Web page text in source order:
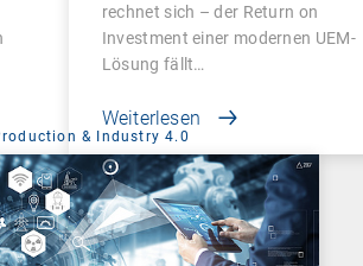
rechnet sich – der Return on
Investment einer modernen UEM-
Lösung fällt…
Weiterlesen
& Industry 4.0